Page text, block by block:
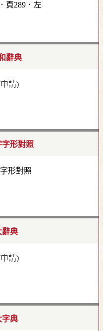
頁289．左
辭典
申請)
字形對照
辭典
申請)
字典